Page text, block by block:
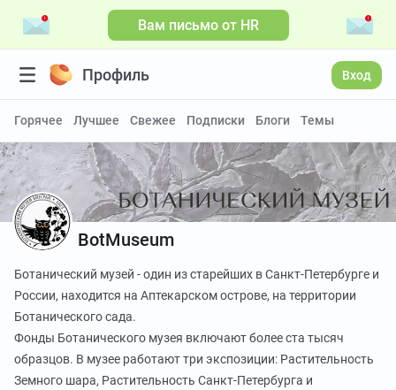
Вам письмо от HR
Профиль Вход
Горячее Лучшее Свежее Подписки Блоги Темы
BotMuseum
Ботанический музей - один из старейших в Санкт-Петербурге и
России, находится на Аптекарском острове, на территории
Ботанического сада.
Фонды Ботанического музея включают более ста тысяч
образцов. В музее работают три экспозиции: Растительность
Земного шара, Растительность Санкт-Петербурга и